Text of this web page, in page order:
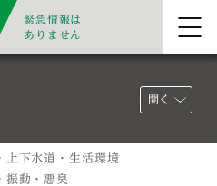
緊急情報は
ありません
開く
上下水道・生活環境
振動・悪臭